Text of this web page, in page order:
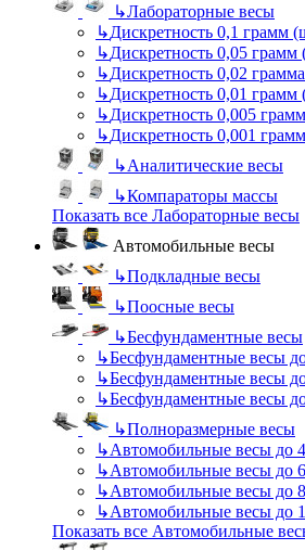
↳Лабораторные весы
↳Дискретность 0,1 грамм
↳Дискретность 0,05 грамм
↳Дискретность 0,02
↳Дискретность 0,01 грамм
↳Дискретность 0,005
↳Дискретность 0,001
↳Аналитические весы
↳Компараторы массы
Показать все Лабораторные весы
Автомобильные весы
↳Подкладные весы
↳Поосные весы
↳Бесфундаментные весы
↳Бесфундаментные весы
↳Бесфундаментные весы
↳Бесфундаментные весы
↳Полноразмерные весы
↳Автомобильные весы до
↳Автомобильные весы до
↳Автомобильные весы до
↳Автомобильные весы до
Показать все Автомобильные